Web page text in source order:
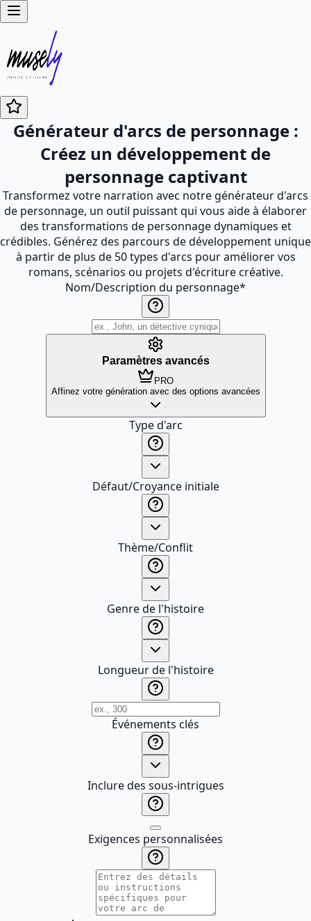
Générateur d'arcs de personnage :
Créez un développement de
personnage captivant
Transformez votre narration avec notre générateur d'arcs
de personnage, un outil puissant qui vous aide à élaborer
des transformations de personnage dynamiques et
crédibles. Générez des parcours de développement unique
à partir de plus de 50 types d'arcs pour améliorer vos
romans, scénarios ou projets d'écriture créative.
Nom/Description du personnage*
Paramètres avancés
PRO
Affinez votre génération avec des options avancées
Type d'arc
Défaut/Croyance initiale
Thème/Conflit
Genre de l'histoire
Longueur de l'histoire
Événements clés
Inclure des sous-intrigues
Exigences personnalisées